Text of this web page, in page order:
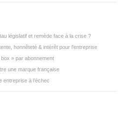
législatif et remède face à la crise ?
honnêteté & intérêt pour l’entreprise
» par abonnement
une marque française
entreprise à l’échec